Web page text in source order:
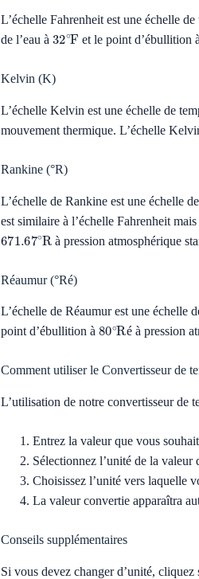
L’échelle Fahrenheit est une échelle
de l’eau à 32∘F et le point d’ébullition à
Kelvin (K)
L’échelle Kelvin est une échelle de
mouvement thermique. L’échelle
Rankine (°R)
L’échelle de Rankine est une échelle
est similaire à l’échelle Fahrenheit
671.67∘Rà pression atmosphérique
Réaumur (°Ré)
L’échelle de Réaumur est une échelle
point d’ébullition à
é
80∘Réà pression
Comment utiliser le Convertisseur de
L’utilisation de notre convertisseur de
Entrez la valeur que vous
Sélectionnez l’unité de la valeur
Choisissez l’unité vers laquelle
La valeur convertie apparaîtra
Conseils supplémentaires
Si vous devez changer d’unité,